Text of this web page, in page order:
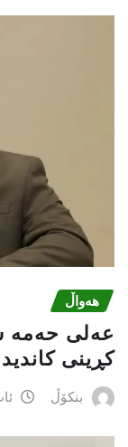
هەواڵ
عه‌لی‌ حه‌مه‌
كڕینی‌
بنکۆڵ ئاب